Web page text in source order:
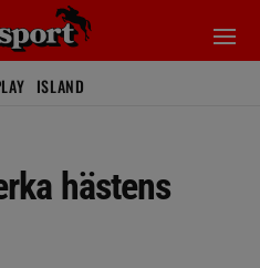
ISLAND
hästens